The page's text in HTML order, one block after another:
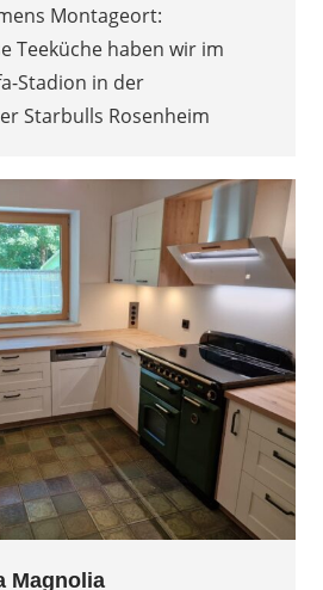
Montageort:
Teeküche haben wir im
Stadion in der
Starbulls Rosenheim
Magnolia